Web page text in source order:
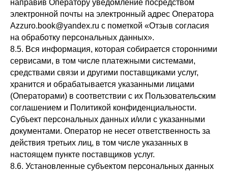
направив Оператору уведомление посредством
электронной почты на электронный адрес Оператора
Azzuro.book@yandex.ru с пометкой «Отзыв согласия
на обработку персональных данных».
8.5. Вся информация, которая собирается сторонними
сервисами, в том числе платежными системами,
средствами связи и другими поставщиками услуг,
хранится и обрабатывается указанными лицами
(Операторами) в соответствии с их Пользовательским
соглашением и Политикой конфиденциальности.
Субъект персональных данных и/или с указанными
документами. Оператор не несет ответственность за
действия третьих лиц, в том числе указанных в
настоящем пункте поставщиков услуг.
8.6. Установленные субъектом персональных данных